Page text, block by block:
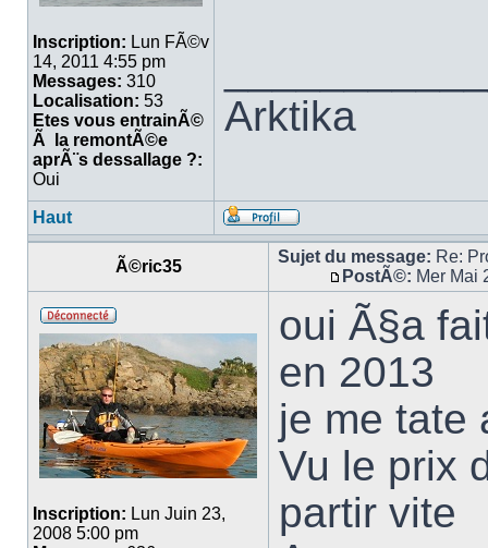
Inscription: Lun FÃ©v
14, 2011 4:55 pm
Messages: 310
Localisation: 53
Etes vous entrainÃ©
Ã la remontÃ©e
aprÃ¨s dessallage ?:
Oui
Arktika
Haut
Ã©ric35
Sujet du message: Re:
PostÃ©: Mer Mai
Inscription: Lun Juin 23,
2008 5:00 pm
oui Ã§a
en 2013
je me tate
Vu le prix
partir vite